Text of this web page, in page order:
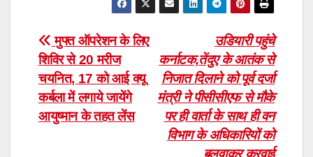
Post
navigation
उडियारी पहुंचे
कर्नाटक,तेंदुए के आतंक से
निजात दिलाने को पूर्व दर्जा
मंत्री ने पीसीसीएफ से मौके
पर ही वार्ता के साथ ही वन
विभाग के अधिकारियों को
बुलवाकर करवाई
मुफ्त ऑपरेशन के लिए
शिविर से 20 मरीज
चयनित, 17 को आई क्यू
कर्बला में लगाये जायेंगे
आयुष्मान के तहत लेंस